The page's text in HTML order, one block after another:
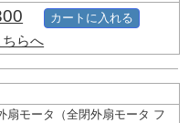
らへ
カートに入れる
扇モータ（全閉外扇モータ フ